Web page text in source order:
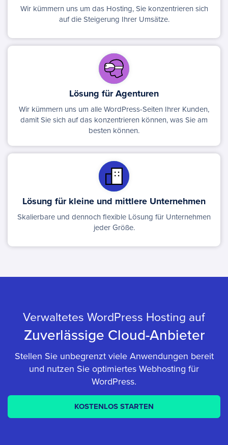
Wir kümmern uns um das Hosting, Sie konzentrieren sich
auf die Steigerung Ihrer Umsätze.
Lösung für Agenturen
Wir kümmern uns um alle WordPress-Seiten Ihrer Kunden,
damit Sie sich auf das konzentrieren können, was Sie am
besten können.
Lösung für kleine und mittlere Unternehmen
Skalierbare und dennoch flexible Lösung für Unternehmen
jeder Größe.
Verwaltetes WordPress Hosting auf
Zuverlässige Cloud-Anbieter
Stellen Sie unbegrenzt viele Anwendungen bereit
und nutzen Sie optimiertes Webhosting für
WordPress.
KOSTENLOS STARTEN